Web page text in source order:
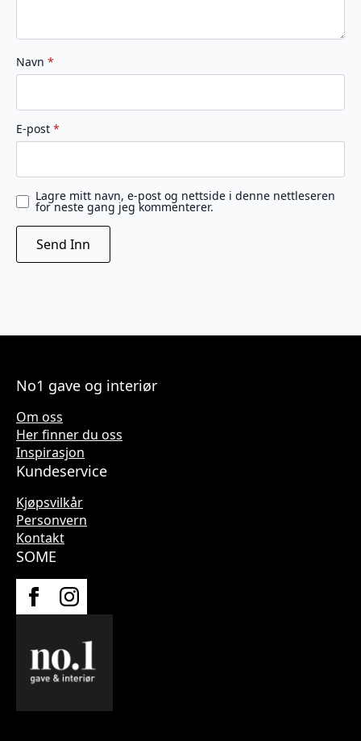
Navn *
E-post *
Lagre mitt navn, e-post og nettside i denne nettleseren
for neste gang jeg kommenterer.
No1 gave og interiør
Om oss
Her finner du oss
Inspirasjon
Kundeservice
Kjøpsvilkår
Personvern
Kontakt
SOME